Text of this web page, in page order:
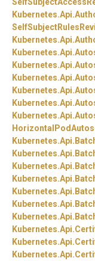
Kubernetes.Api.
Kubernetes.Api.
Kubernetes.Api.
Kubernetes.Api.
Kubernetes.Api.
Kubernetes.Api.
Kubernetes.Api.
Kubernetes.Api.
Kubernetes.Api.
Kubernetes.Api.
Kubernetes.Api.
Kubernetes.Api.
Kubernetes.Api.
Kubernetes.Api.
Kubernetes.Api.
Kubernetes.Api.
Kubernetes.Api.
Kubernetes.Api.